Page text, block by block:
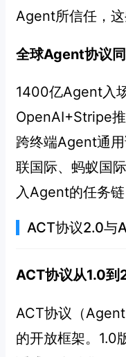
Agent所信任，这
全球Agent协议
1400亿Agent入
OpenAI+Stripe
跨终端Agent通
联国际、蚂蚁国
入Agent的任务
ACT协议2.0与
ACT协议从1.0到
ACT协议（
的开放框架。1.0